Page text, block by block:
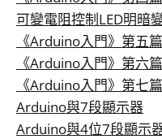
可變電阻控制LED明暗
《Arduino入門》第五
《Arduino入門》第六
《Arduino入門》第七
Arduino與7段顯示器
Arduino與4位7段顯示